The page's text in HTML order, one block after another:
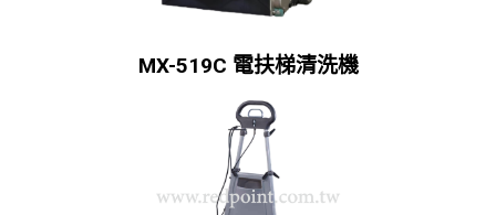
MX-519C 電扶梯清洗機